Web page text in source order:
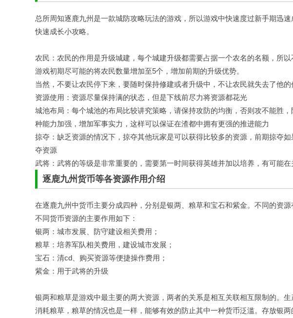
总所周知逐鹿九州是一款城防攻略玩法的游戏，所以游戏中快速度过新手期迅
快速成长小攻略。
农民：农民的作用是升级城建，每个城建升级都需要占据一个农名的名额，所
游戏初期尽可能的将农民数量增加至5个，增加前期的升级优势。
当然，不要让农民停下来，要随时保持修建或者升级中，不让农民就失去了他的
资源使用：资源尽量保持满的状态，但是下线前尽力将资源都花光
城池布局：每个城池的布局比较讲究策略，请保持攻防的均衡，否则攻不能胜
种能力加强，增加军事实力，这样可以保证在渣都中拥有更强的推进能力
掠夺：缺乏资源的情况下，掠夺其他玩家是可以获得比较多的资源，前期掠夺
夺资源
武将：武将的等级是非常重要的，需要第一时间获得英雄并加以培养，有可能在
逐鹿九州货币等各资源作用介绍
在逐鹿九州中货币主要分成四种，分别是银两、粮草和宝石和紫金。不同的资
不同货币资源的主要作用如下：
银两：城市发展、防守建设相关费用；
粮草：培养军队相关费用，建设城市发展；
宝石：清cd、购买资源等便捷操作费用；
紫金：用于武将的升级
银两和粮草是游戏中最主要的两大资源，两者的关系是相互关联相互限制的。
消耗粮草，粮草的情况也是一样，能够有效的防止其中一种货币泛滥。存放银